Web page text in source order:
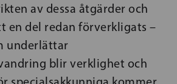
av dessa åtgärder och
en del redan förverkligats –
underlättar
blir verklighet och